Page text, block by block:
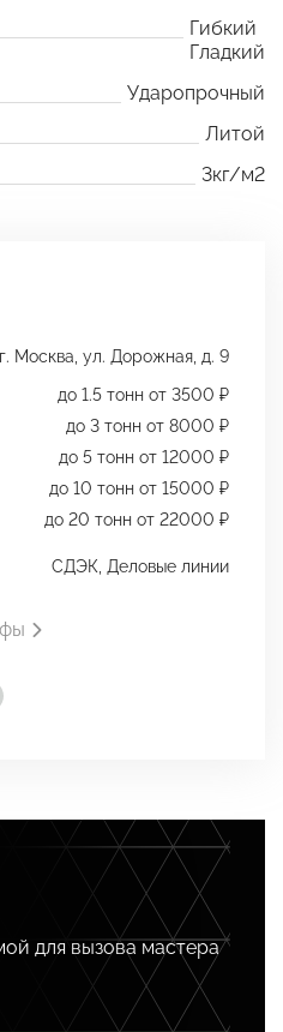
Гибкий
Гладкий
Ударопрочный
Литой
3кг/м2
г. Москва, ул. Дорожная, д. 9
до 1.5 тонн от 3500 ₽
до 3 тонн от 8000 ₽
до 5 тонн от 12000 ₽
до 10 тонн от 15000 ₽
до 20 тонн от 22000 ₽
СДЭК, Деловые линии
для вызова мастера